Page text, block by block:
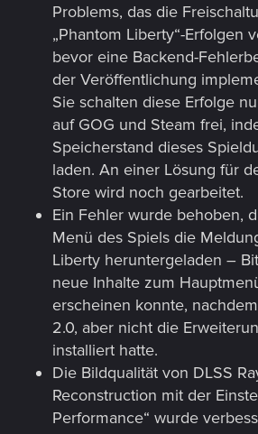
Problems, das die
„Phantom Liberty“-Erfolgen
bevor eine Backend-
der Veröffentlichung
Sie schalten diese Erfolge
auf GOG und Steam frei,
Speicherstand dieses
laden. An einer Lösung für
Store wird noch gearbeitet.
Ein Fehler wurde behoben,
Menü des Spiels die
Liberty heruntergeladen –
neue Inhalte zum
erscheinen konnte,
2.0, aber nicht die
installiert hatte.
Die Bildqualität von DLSS
Reconstruction mit der
Performance“ wurde